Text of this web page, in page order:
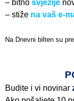
– bitno svježije
– stiže na vaš e-
Na Dnevni bilten su
Budite i vi novinar